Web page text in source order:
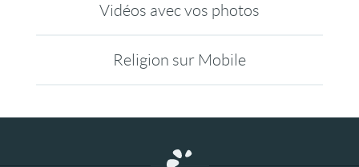
Vidéos avec vos photos
Religion sur Mobile